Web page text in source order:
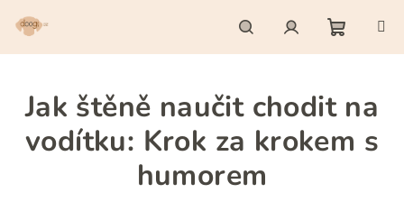
HledatPřihlášení
košík
Jak štěně naučit chodit na
vodítku: Krok za krokem s
humorem